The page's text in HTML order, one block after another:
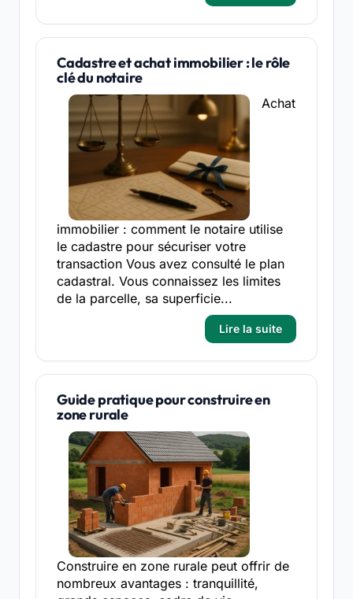
Cadastre et achat immobilier : le rôle
clé du notaire
Achat
immobilier : comment le notaire utilise
le cadastre pour sécuriser votre
transaction Vous avez consulté le plan
cadastral. Vous connaissez les limites
de la parcelle, sa superficie...
Lire la suite
Guide pratique pour construire en
zone rurale
Construire en zone rurale peut offrir de
nombreux avantages : tranquillité,